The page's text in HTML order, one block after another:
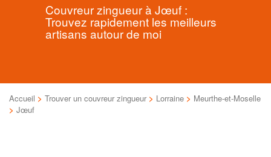
Couvreur zingueur à Jœuf :
Trouvez rapidement les meilleurs
artisans autour de moi
Accueil > Trouver un couvreur zingueur > Lorraine > Meurthe-et-Moselle
> Jœuf